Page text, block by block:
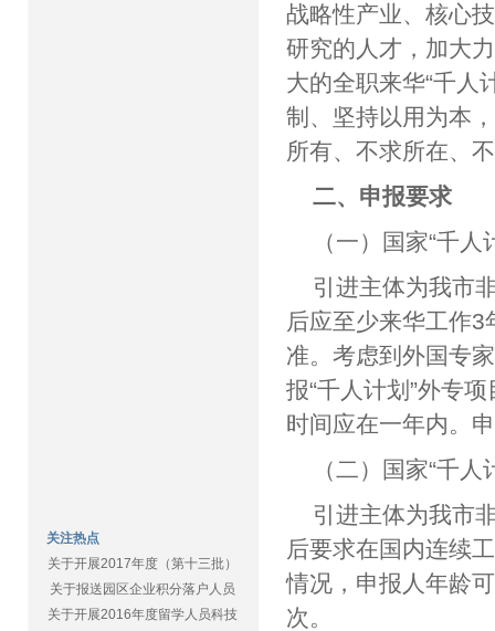
关注热点
关于开展2017年度（第十三批）
关于报送园区企业积分落户人员
关于开展2016年度留学人员科技
战略性产业、核心
研究的人才，加大
大的全职来华“千人
制、坚持以用为本
所有、不求所在、
二、申报要求
（一）国家“千
引进主体为我市
后应至少来华工作3
准。考虑到外国专
报“千人计划”外专
时间应在一年内。
（二）国家“千
引进主体为我市
后要求在国内连续
情况，申报人年龄
次。